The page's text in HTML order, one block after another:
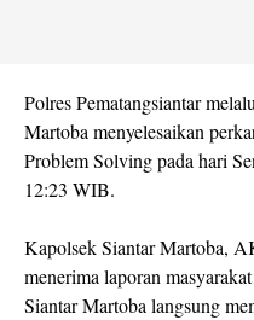
Polres Pematangsiantar
Martoba menyelesaikan
Problem Solving pada hari
12:23 WIB.
Kapolsek Siantar Martoba,
menerima laporan
Siantar Martoba langsung